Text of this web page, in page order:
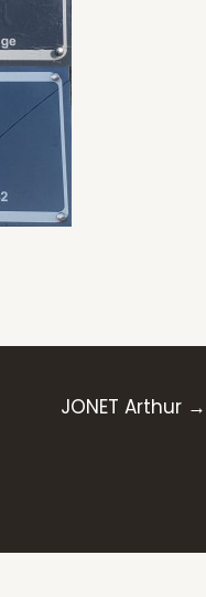
JONET Arthur →